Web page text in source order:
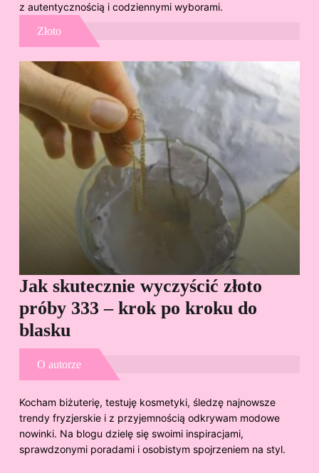
z autentycznością i codziennymi wyborami.
Złoto
Jak skutecznie wyczyścić złoto
próby 333 – krok po kroku do
blasku
O autorze
Kocham biżuterię, testuję kosmetyki, śledzę najnowsze
trendy fryzjerskie i z przyjemnością odkrywam modowe
nowinki. Na blogu dzielę się swoimi inspiracjami,
sprawdzonymi poradami i osobistym spojrzeniem na styl.